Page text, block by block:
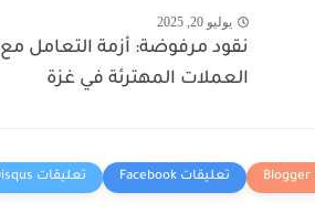
يوليو 20, 2025
نقود مرفوضة: أزمة التعامل مع
العملات المهترئة في غزة